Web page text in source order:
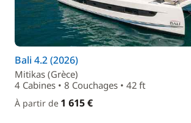
Bali 4.2 (2026)
Mitikas (Grèce)
4 Cabines • 8 Couchages • 42 ft
À partir de 1 615 €